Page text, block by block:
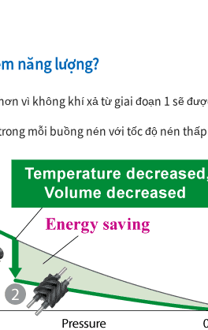
năng lượng?
vì không khí xả từ giai đoạn 1 sẽ
mỗi buồng nén với tốc độ nén